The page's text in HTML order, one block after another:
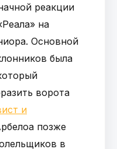
реакции
на
Основной
была
ворота
и
позже
в